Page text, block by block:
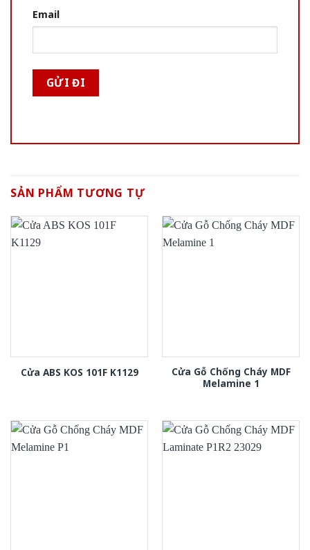
Email
SẢN PHẨM TƯƠNG TỰ
Cửa ABS KOS 101F K1129
Cửa Gỗ Chống Cháy MDF
Melamine 1